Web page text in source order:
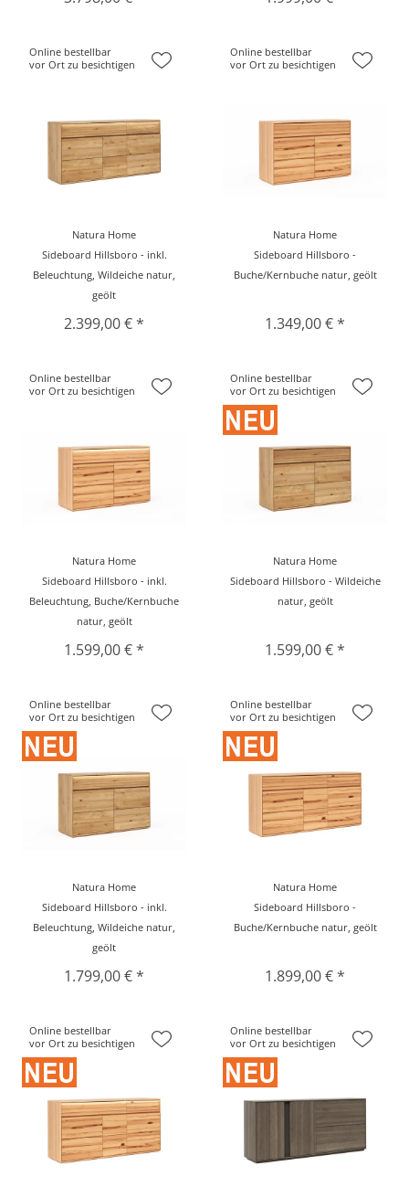
Online bestellbar
vor Ort zu besichtigen
Natura Home
Sideboard Hillsboro - inkl.
Beleuchtung, Wildeiche natur,
geölt
2.399,00 € *
Online bestellbar
vor Ort zu besichtigen
Natura Home
Sideboard Hillsboro -
Buche/Kernbuche natur, geölt
1.349,00 € *
Online bestellbar
vor Ort zu besichtigen
Natura Home
Sideboard Hillsboro - inkl.
Beleuchtung, Buche/Kernbuche
natur, geölt
1.599,00 € *
Online bestellbar
vor Ort zu besichtigen
Natura Home
Sideboard Hillsboro - Wildeiche
natur, geölt
1.599,00 € *
Online bestellbar
vor Ort zu besichtigen
Natura Home
Sideboard Hillsboro - inkl.
Beleuchtung, Wildeiche natur,
geölt
1.799,00 € *
Online bestellbar
vor Ort zu besichtigen
Natura Home
Sideboard Hillsboro -
Buche/Kernbuche natur, geölt
1.899,00 € *
Online bestellbar
vor Ort zu besichtigen
Online bestellbar
vor Ort zu besichtigen